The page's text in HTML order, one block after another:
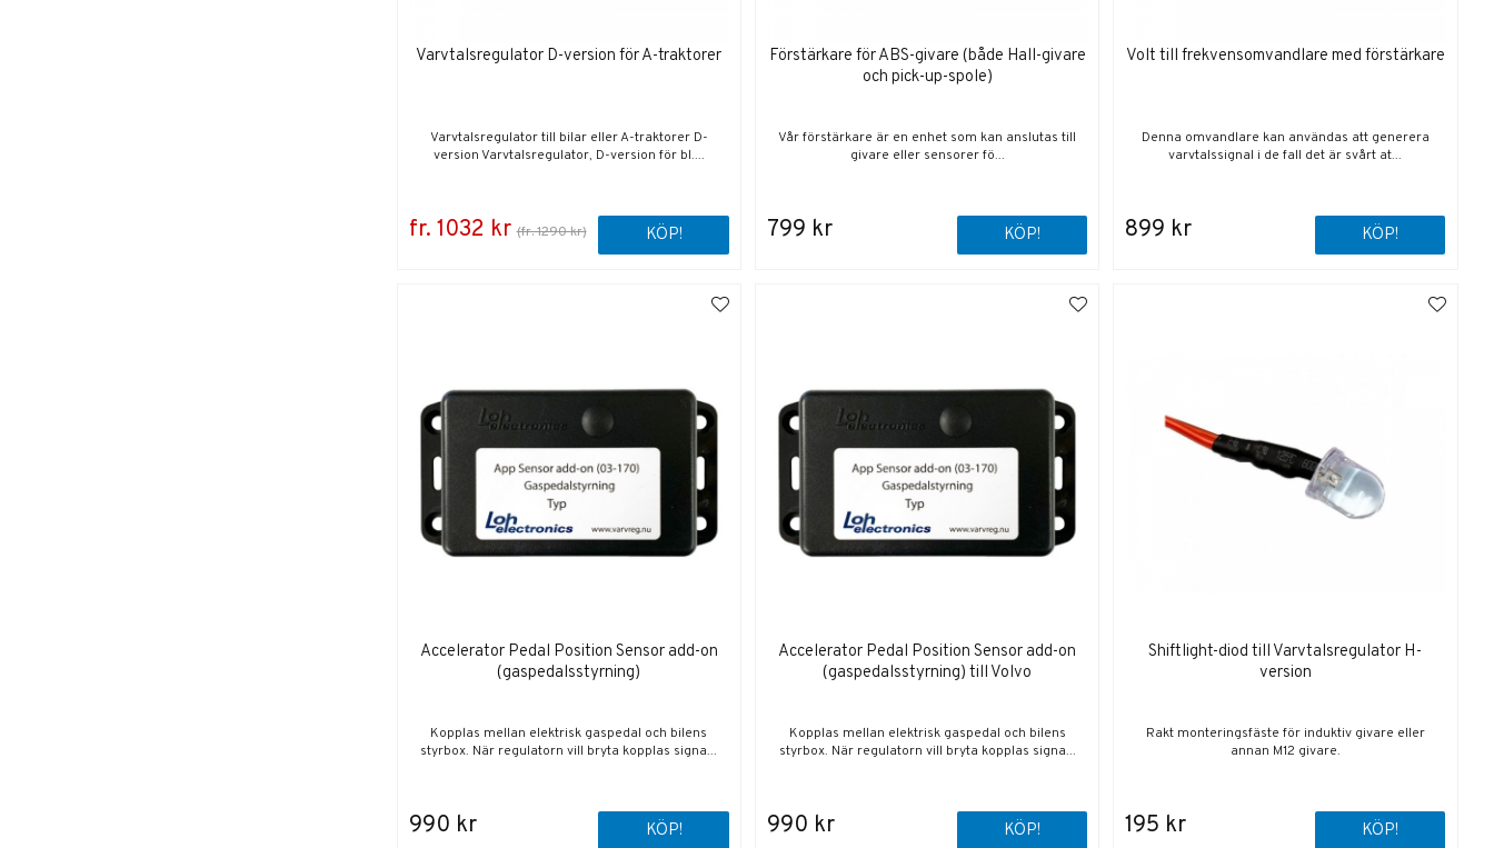
Varvtalsregulator D-version för A-traktorer
Varvtalsregulator till bilar eller A-traktorer D-
version Varvtalsregulator, D-version för bl....
fr. 1032 kr (fr. 1290 kr) KÖP!
Förstärkare för ABS-givare (både Hall-givare
och pick-up-spole)
Vår förstärkare är en enhet som kan anslutas till
givare eller sensorer fö...
799 kr KÖP!
Volt till frekvensomvandlare med förstärkare
Denna omvandlare kan användas att generera
varvtalssignal i de fall det är svårt at...
899 kr KÖP!
Accelerator Pedal Position Sensor add-on
(gaspedalsstyrning)
Kopplas mellan elektrisk gaspedal och bilens
styrbox. När regulatorn vill bryta kopplas signa...
990 kr KÖP!
Accelerator Pedal Position Sensor add-on
(gaspedalsstyrning) till Volvo
Kopplas mellan elektrisk gaspedal och bilens
styrbox. När regulatorn vill bryta kopplas signa...
990 kr KÖP!
Shiftlight-diod till Varvtalsregulator H-
version
Rakt monteringsfäste för induktiv givare eller
annan M12 givare.
195 kr KÖP!